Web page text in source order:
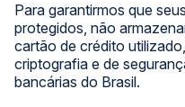
Para garantirmos que
protegidos, não
cartão de crédito
criptografia e de
bancárias do Brasil.